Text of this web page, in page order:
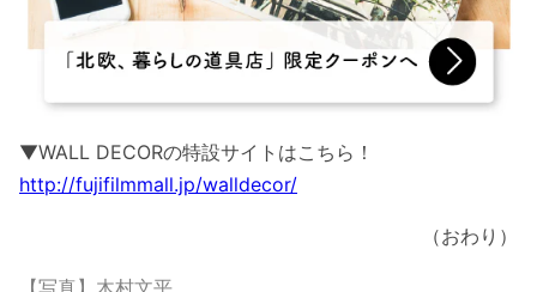
▼WALL DECORの特設サイトはこちら！
http://fujifilmmall.jp/walldecor/
（おわり）
【写真】木村文平